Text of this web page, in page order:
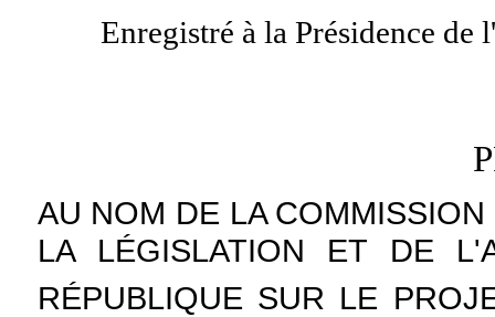
Enregistré à la Présidence
AU NOM DE LA
LA LÉGISLATION ET DE
RÉPUBLIQUE SUR LE